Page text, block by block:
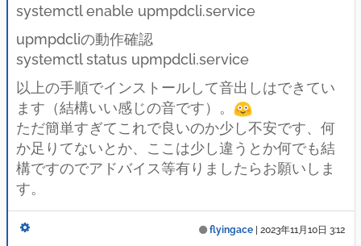
systemctl enable upmpdcli.service
upmpdcliの動作確認
systemctl status upmpdcli.service
以上の手順でインストールして音出しはできてい
ます（結構いい感じの音です）。
ただ簡単すぎてこれで良いのか少し不安です、何
か足りてないとか、ここは少し違うとか何でも結
構ですのでアドバイス等有りましたらお願いしま
す。
flyingace 2023年11月10日 3:12